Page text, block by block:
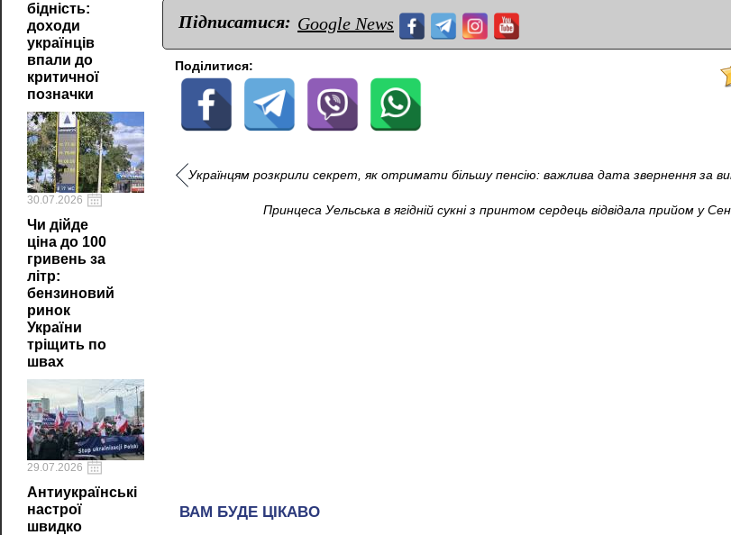
бідність:
доходи
українців
впали до
критичної
позначки
30.07.2026
Чи дійде
ціна до 100
гривень за
літр:
бензиновий
ринок
України
тріщить по
швах
29.07.2026
Антиукраїнські
настрої
швидко
Підписатися: Google News
Поділитися:
Українцям розкрили секрет, як отримати більшу пенсію: важлива дата звернення за
Принцеса Уельська в ягідній сукні з принтом сердець відвідала прийом у